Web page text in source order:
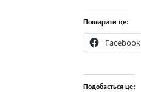
Поширити це:
Facebook
Подобається це: